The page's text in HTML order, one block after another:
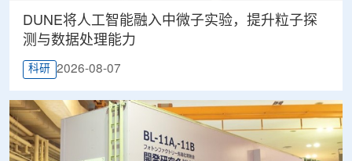
DUNE将人工智能融入中微子实验，提升粒子探
测与数据处理能力
科研 2026-08-07